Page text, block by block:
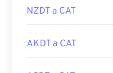
NZDT a CAT
AKDT a CAT